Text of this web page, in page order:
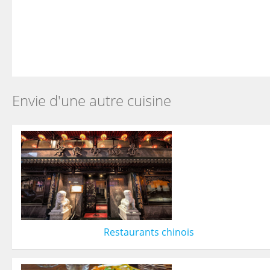
Envie d'une autre cuisine
Restaurants chinois